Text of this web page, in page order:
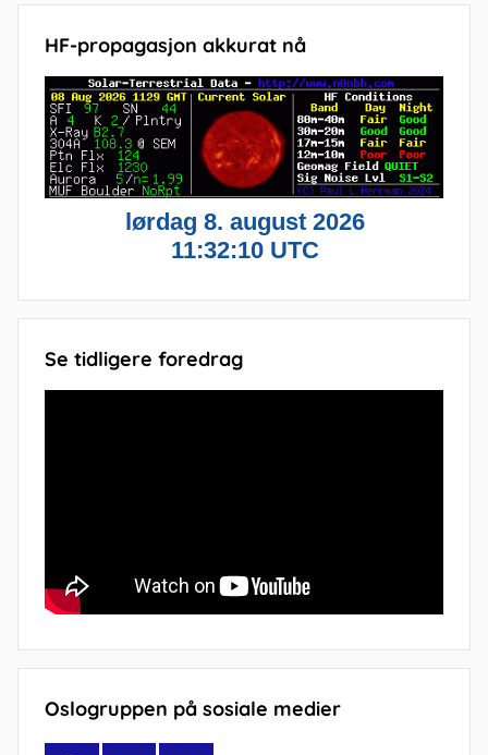
HF-propagasjon akkurat nå
Se tidligere foredrag
Oslogruppen på sosiale medier